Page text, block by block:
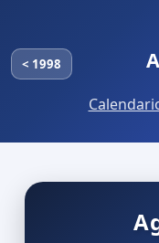
< 1998